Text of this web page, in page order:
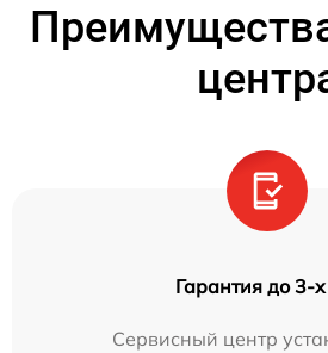
Гарантия до 3-х
Сервисный центр